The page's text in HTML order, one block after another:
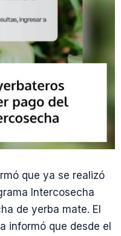
que ya se realizó
Intercosecha
de yerba mate. El
informó que desde el